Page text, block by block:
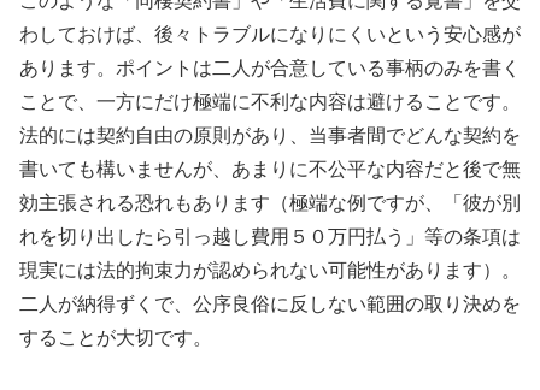
わしておけば、後々トラブルになりにくいという安心感が
あります。ポイントは二人が合意している事柄のみを書く
ことで、一方にだけ極端に不利な内容は避けることです。
法的には契約自由の原則があり、当事者間でどんな契約を
書いても構いませんが、あまりに不公平な内容だと後で無
効主張される恐れもあります（極端な例ですが、「彼が別
れを切り出したら引っ越し費用５０万円払う」等の条項は
現実には法的拘束力が認められない可能性があります）。
二人が納得ずくで、公序良俗に反しない範囲の取り決めを
することが大切です。